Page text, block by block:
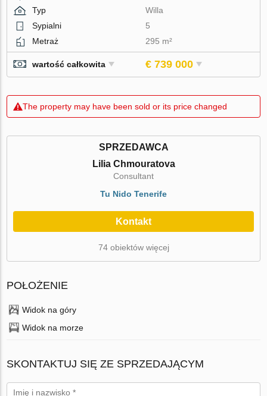
Typ
Willa
Sypialni
5
Metraż
295 m²
wartość całkowita € 739 000
The property may have been sold or its price changed
SPRZEDAWCA
Lilia Chmouratova
Consultant
Tu Nido Tenerife
Kontakt
74 obiektów więcej
POŁOŻENIE
Widok na góry
Widok na morze
SKONTAKTUJ SIĘ ZE SPRZEDAJĄCYM